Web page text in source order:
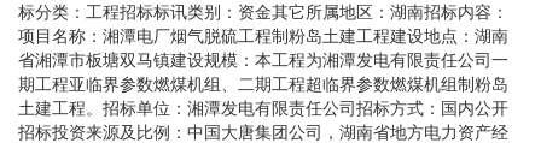
标分类：工程招标标讯类别：资金其它所属地区：湖南招标内容：
项目名称：湘潭电厂烟气脱硫工程制粉岛土建工程建设地点：湖南
省湘潭市板塘双马镇建设规模：本工程为湘潭发电有限责任公司一
期工程亚临界参数燃煤机组、二期工程超临界参数燃煤机组制粉岛
土建工程。招标单位：湘潭发电有限责任公司招标方式：国内公开
招标投资来源及比例：中国大唐集团公司，湖南省地方电力资产经